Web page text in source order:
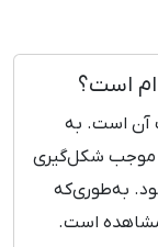
است؟
آن است. به
موجب شکل‌گیری
به‌طوری‌که
است.